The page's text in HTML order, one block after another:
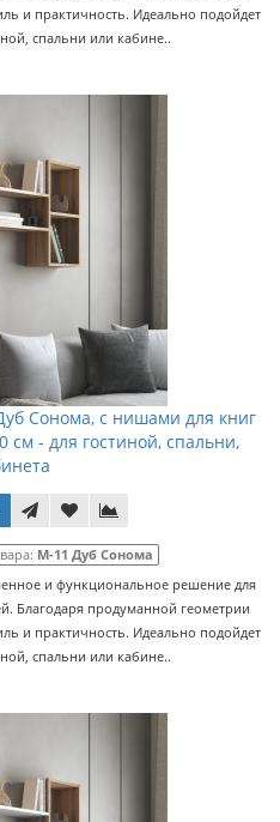
и практичность. Идеально подойдет
спальни или кабине..
Сонома, с нишами для книг
см - для гостиной, спальни,
M-11 Дуб Сонома
и функциональное решение для
Благодаря продуманной геометрии
и практичность. Идеально подойдет
спальни или кабине..